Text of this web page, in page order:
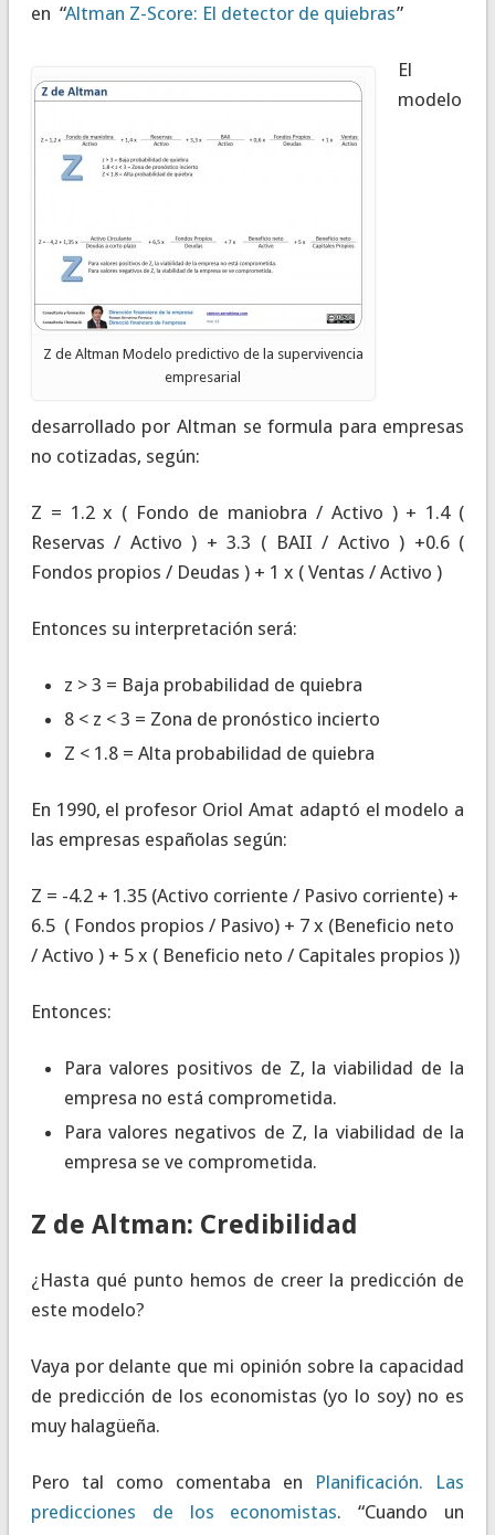
en “Altman Z-Score: El detector de quiebras”
Z de Altman Modelo predictivo de la supervivencia
empresarial
El
modelo
desarrollado por Altman se formula para empresas
no cotizadas, según:
Z = 1.2 x ( Fondo de maniobra / Activo ) + 1.4 (
Reservas / Activo ) + 3.3 ( BAII / Activo ) +0.6 (
Fondos propios / Deudas ) + 1 x ( Ventas / Activo )
Entonces su interpretación será:
z > 3 = Baja probabilidad de quiebra
8 < z < 3 = Zona de pronóstico incierto
Z < 1.8 = Alta probabilidad de quiebra
En 1990, el profesor Oriol Amat adaptó el modelo a
las empresas españolas según:
Z = -4.2 + 1.35 (Activo corriente / Pasivo corriente) +
6.5 ( Fondos propios / Pasivo) + 7 x (Beneficio neto
/ Activo ) + 5 x ( Beneficio neto / Capitales propios ))
Entonces:
Para valores positivos de Z, la viabilidad de la
empresa no está comprometida.
Para valores negativos de Z, la viabilidad de la
empresa se ve comprometida.
Z de Altman: Credibilidad
¿Hasta qué punto hemos de creer la predicción de
este modelo?
Vaya por delante que mi opinión sobre la capacidad
de predicción de los economistas (yo lo soy) no es
muy halagüeña.
Pero tal como comentaba en Planificación. Las
predicciones de los economistas. “Cuando un